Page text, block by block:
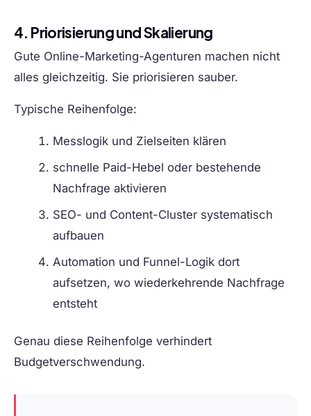
4. Priorisierung und Skalierung
Gute Online-Marketing-Agenturen machen nicht
alles gleichzeitig. Sie priorisieren sauber.
Typische Reihenfolge:
Messlogik und Zielseiten klären
schnelle Paid-Hebel oder bestehende
Nachfrage aktivieren
SEO- und Content-Cluster systematisch
aufbauen
Automation und Funnel-Logik dort
aufsetzen, wo wiederkehrende Nachfrage
entsteht
Genau diese Reihenfolge verhindert
Budgetverschwendung.